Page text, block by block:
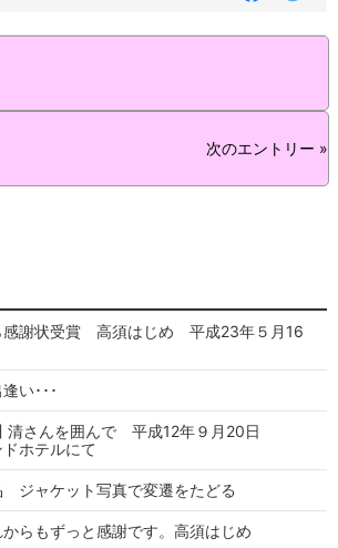
次のエントリー »
感謝状受賞 高須はじめ 平成23年５月16
い･･･
清さんを囲んで 平成12年９月20日
ホテルにて
ジャケット写真で変遷をたどる
らもずっと感謝です。高須はじめ